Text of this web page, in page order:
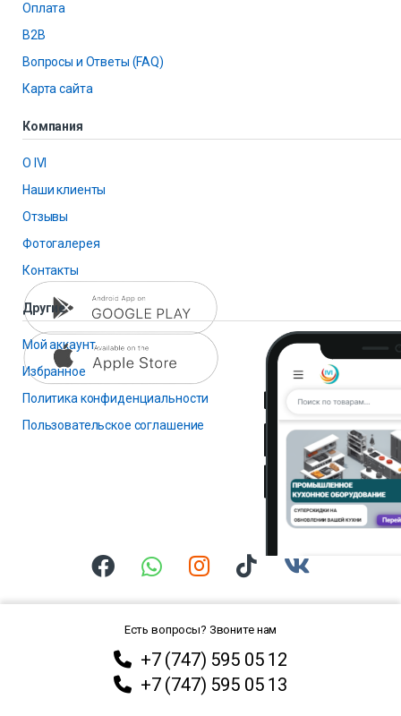
Оплата
B2B
Вопросы и Ответы (FAQ)
Карта сайта
Компания
О IVI
Наши клиенты
Отзывы
Фотогалерея
Контакты
Другие
Мой аккаунт
Избранное
Политика конфиденциальности
Пользовательское соглашение
Есть вопросы? Звоните нам
+7 (747) 595 05 12
+7 (747) 595 05 13